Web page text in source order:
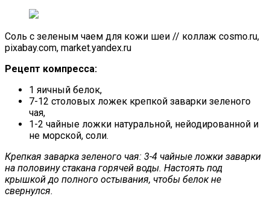
Соль с зеленым чаем для кожи шеи // коллаж cosmo.ru,
pixabay.com, market.yandex.ru
Рецепт компресса:
1 яичный белок,
7-12 столовых ложек крепкой заварки зеленого
чая,
1-2 чайные ложки натуральной, нейодированной и
не морской, соли.
Крепкая заварка зеленого чая: 3-4 чайные ложки заварки
на половину стакана горячей воды. Настоять под
крышкой до полного остывания, чтобы белок не
свернулся.